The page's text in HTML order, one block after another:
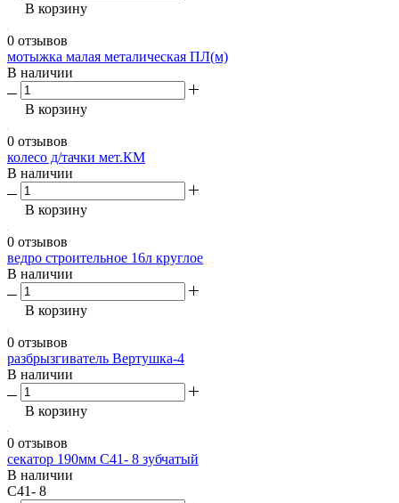
В корзину
0 отзывов
мотыжка малая металическая ПЛ(м)
В наличии
В корзину
0 отзывов
колесо д/тачки мет.КМ
В наличии
В корзину
0 отзывов
ведро строительное 16л круглое
В наличии
В корзину
0 отзывов
разбрызгиватель Вертушка-4
В наличии
В корзину
0 отзывов
секатор 190мм С41- 8 зубчатый
В наличии
С41- 8